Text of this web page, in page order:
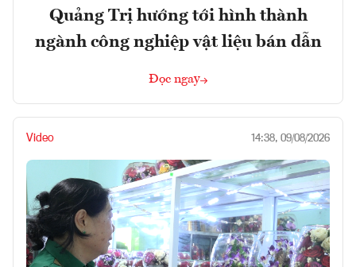
Quảng Trị hướng tới hình thành
ngành công nghiệp vật liệu bán dẫn
Đọc ngay
Video 14:38, 09/08/2026